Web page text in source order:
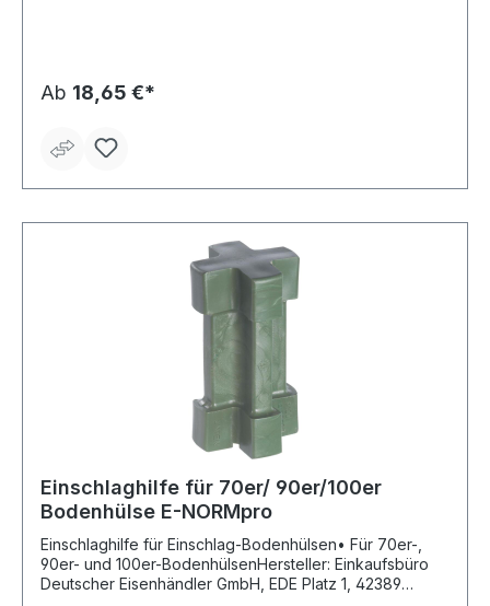
Ab 18,65 €*
Einschlaghilfe für 70er/ 90er/100er
Bodenhülse E-NORMpro
Einschlaghilfe für Einschlag-Bodenhülsen• Für 70er-,
90er- und 100er-BodenhülsenHersteller: Einkaufsbüro
Deutscher Eisenhändler GmbH, EDE Platz 1, 42389